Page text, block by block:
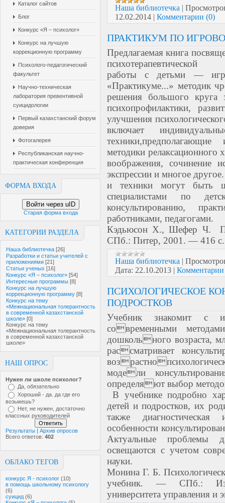
Каталог сайтов
Блог
Конкурс «Я – психолог»
Конкурс на лучшую
коррекционную программу
Психолого-педагогический
факультет
Научно-техническая
лаборатория превентивной
суицидологии
Первый казахстанский форум
доверия
Фотогалерея
Республиканская научно-
практическая конференция
ФОРМА ВХОДА
Войти через uID
Старая форма входа
КАТЕГОРИИ РАЗДЕЛА
Наша библиотечка [26]
Разработки и статьи учителей с
приложениями [21]
Статьи ученых [16]
Конкурс «Я – психолог» [54]
Интересные программы [8]
Конкурс на лучшую
коррекционную программу [8]
Конкурс на тему
«Межнациональная толерантность
в современной казахстанской
школе» [0]
Конкурс на тему
«Межнациональная толерантность
в современной казахстанской
школе»
НАШ ОПРОС
Нужен ли школе психолог?
Да, обязательно
Хороший - да. да где его
возьмешь?
Нет, не нужен, достаточно
классных руководителей
Результаты | Архив опросов
Всего ответов: 402
ОБЛАКО ТЕГОВ
конкурс Я - психолог (10)
в помощь школьному психологу
(6)
суицид (6)
Наша библиотечка |
12.02.2014 | Комментарии (0)
ПРАКТИКУМ ПО
Предлагаемая книга
психотерапевтической
работы с детьми —
«Практикуме...» методик
решения большого круга
психопрофилактики,
улучшения
включает
методики релаксационного
воображения, сочинение
экспрессии и многое
и техники могут быть
специалистами по
консультированию,
работниками, педагогами.
Кэдьюсон X., Шефер Ч.
СПб.: Питер, 2001. — 416 с.
Наша библиотечка |
Дата: 22.10.2013 |
ПСИХОЛОГИЧЕСКОЕ
ПОДРОСТКОВ
Учебник знакомит с
современными
дошкольного возраста,
рассматривает
модели
определяют выбор
В учебнике подробно
детей и подростков, их
также
особенности
Актуальные проблемы
освещаются с учетом
науки.
Монина Г. Б.
учебник. — СПб.:
университета управления